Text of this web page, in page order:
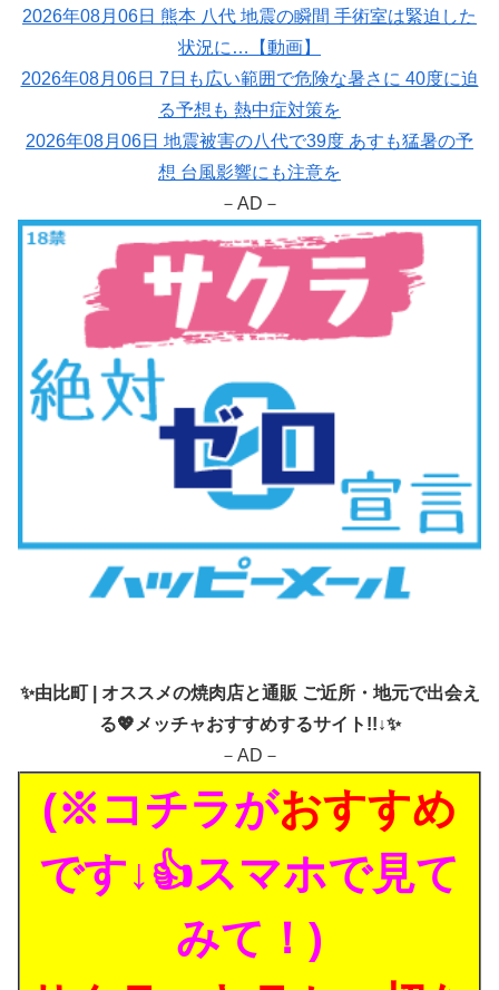
2026年08月06日 熊本 八代 地震の瞬間 手術室は緊迫した
状況に…【動画】
2026年08月06日 7日も広い範囲で危険な暑さに 40度に迫
る予想も 熱中症対策を
2026年08月06日 地震被害の八代で39度 あすも猛暑の予
想 台風影響にも注意を
－AD－
✨由比町 | オススメの焼肉店と通販 ご近所・地元で出会え
る💖メッチャおすすめするサイト!!↓✨
－AD－
(※コチラがおすすめ
です↓👍スマホで見て
みて！)